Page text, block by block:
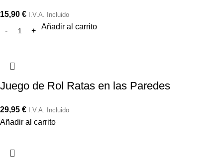
15,90 € I.V.A. Incluido
Añadir al carrito
Juego de Rol Ratas en las Paredes
29,95 € I.V.A. Incluido
Añadir al carrito